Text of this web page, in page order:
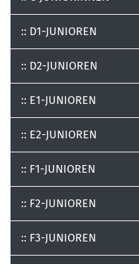
:: D1-JUNIOREN
:: D2-JUNIOREN
:: E1-JUNIOREN
:: E2-JUNIOREN
:: F1-JUNIOREN
:: F2-JUNIOREN
:: F3-JUNIOREN